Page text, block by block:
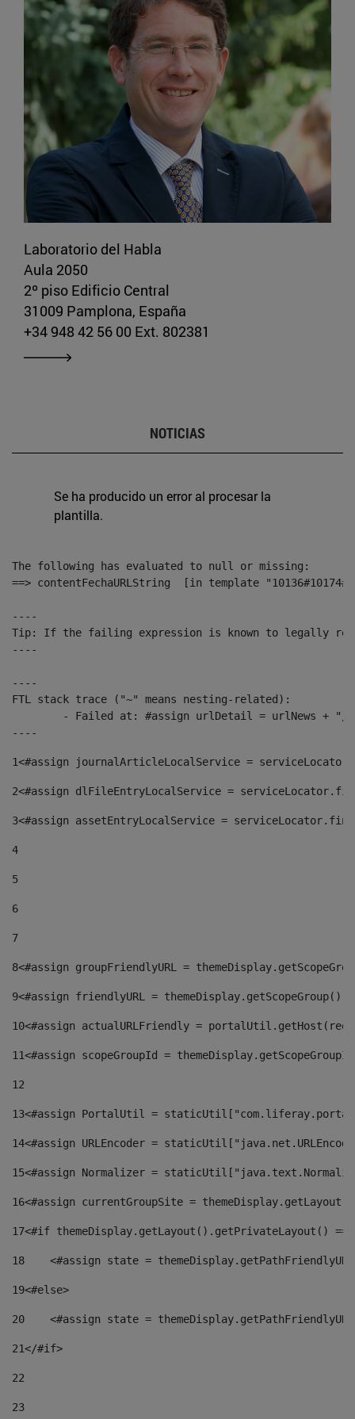
Laboratorio del Habla
Aula 2050
2º piso Edificio Central
31009 Pamplona, España
+34 948 42 56 00 Ext. 802381
NOTICIAS
Se ha producido un error al procesar la
plantilla.
The following has evaluated to null or missing:
==> contentFechaURLString  [in template
----
Tip: If the failing expression is known to legally refer
----
----
FTL stack trace ("~" means nesting-related):
----
1<#assign journalArticleLocalService =
2<#assign dlFileEntryLocalService =
3<#assign assetEntryLocalService =
4
5
6
7
8<#assign groupFriendlyURL =
9<#assign friendlyURL =
10<#assign actualURLFriendly =
11<#assign scopeGroupId =
12
13<#assign PortalUtil =
14<#assign URLEncoder =
15<#assign Normalizer =
16<#assign currentGroupSite =
17<#if themeDisplay.getLayout().getPrivateLayout()
18
<#assign state =
19<#else>
20
<#assign state =
21</#if>
22
23